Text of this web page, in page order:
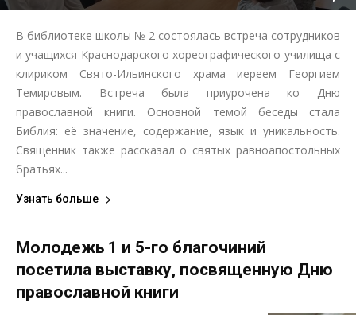
В библиотеке школы № 2 состоялась встреча сотрудников
и учащихся Краснодарского хореографического училища с
клириком Свято-Ильинского храма иереем Георгием
Темировым. Встреча была приурочена ко Дню
православной книги. Основной темой беседы стала
Библия: её значение, содержание, язык и уникальность.
Священник также рассказал о святых равноапостольных
братьях...
Узнать больше
Молодежь 1 и 5-го благочиний
посетила выставку, посвященную Дню
православной книги